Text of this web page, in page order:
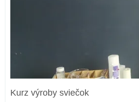
Kurz výroby sviečok